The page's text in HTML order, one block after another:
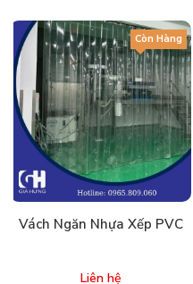
Còn Hàng
Vách Ngăn Nhựa Xếp PVC
Liên hệ